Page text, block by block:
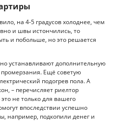
на 4-5 градусов холоднее, чем
и швы истончились, то
и побольше, но это решается
устанавливают дополнительную
Ещё советую
подогрев пола. А
– перечисляет риелтор
не только для вашего
впоследствии успешно
например, подкопили денег и